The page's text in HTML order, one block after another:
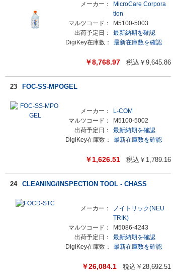
メーカー：
MicroCare Corpora
tion
マルツコード：
M5100-5003
出荷予定日：
最新納期を確認
DigiKey在庫数：
最新在庫数を確認
￥8,768.97 税込￥ 9,645.86
23 FOC-SS-MPOGEL
メーカー：
L-COM
マルツコード：
M5100-5002
出荷予定日：
最新納期を確認
DigiKey在庫数：
最新在庫数を確認
￥1,626.51 税込￥ 1,789.16
24 CLEANING/INSPECTION TOOL - CHASS
メーカー：
ノイトリック(NEU
TRIK)
マルツコード：
M5086-4243
出荷予定日：
最新納期を確認
DigiKey在庫数：
最新在庫数を確認
￥26,084.1 税込￥ 28,692.51